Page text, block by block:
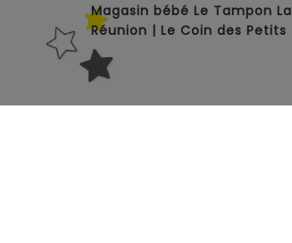
Magasin bébé Le Tampon La
Réunion | Le Coin des Petits